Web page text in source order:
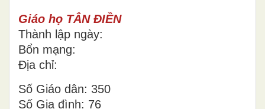
Giáo họ TÂN ĐIỀN
Thành lập ngày:
Bổn mạng:
Địa chỉ:
Số Giáo dân: 350
Số Gia đình: 76